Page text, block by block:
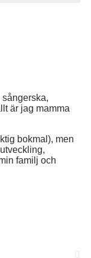
är jag mamma
bokmal), men
familj och